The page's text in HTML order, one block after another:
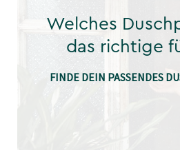
Welches
das richtige
FINDE DEIN PASSENDES